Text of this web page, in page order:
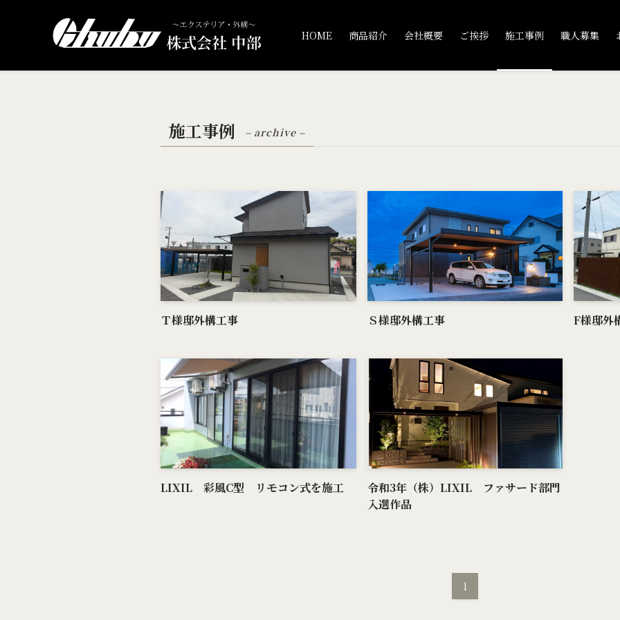
HOME 商品紹介 会社概要 ご挨拶 施工事例 職人募集
施工事例 – archive –
Ｔ様邸外構工事 Ｓ様邸外構工事 F様邸外
LIXIL 彩風C型 リモコン式を施工
令和3年（株）LIXIL ファサード部門
入選作品
1